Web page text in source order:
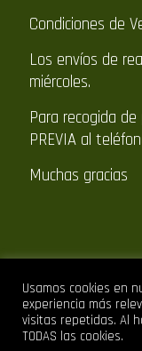
Condiciones de
Los envíos de
miércoles.
Para recogida
PREVIA al
Muchas gracias
Usamos cookies en
experiencia más
visitas repetidas. Al
TODAS las cookies.